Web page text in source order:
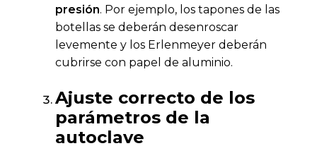
presión. Por ejemplo, los tapones de las
botellas se deberán desenroscar
levemente y los Erlenmeyer deberán
cubrirse con papel de aluminio.
Ajuste correcto de los
parámetros de la
autoclave